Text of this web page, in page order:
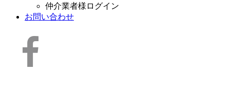
仲介業者様ログイン
お問い合わせ